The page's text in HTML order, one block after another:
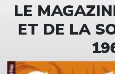
LE
ET DE LA